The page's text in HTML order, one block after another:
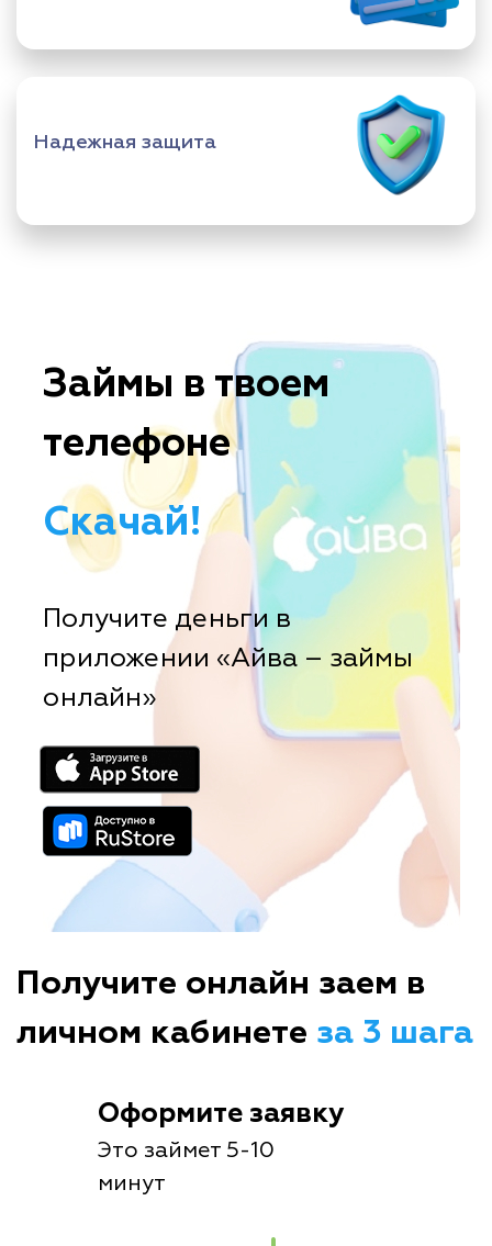
Надежная защита
Займы в твоем
телефоне
Скачай!
Получите деньги в
приложении «Айва – займы
онлайн»
Получите онлайн заем в
личном кабинете за 3 шага
Оформите заявку
Это займет 5-10
минут